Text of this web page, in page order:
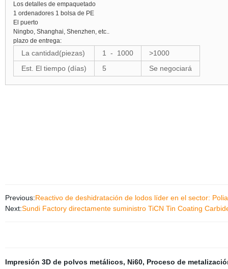
Los detalles de empaquetado
1 ordenadores 1 bolsa de PE
El puerto
Ningbo, Shanghai, Shenzhen, etc..
plazo de entrega:
La cantidad(piezas) 1 - 1000
>1000
Est. El tiempo (días)
5 Se negociará
Previous:Reactivo de deshidratación de lodos líder en el sector:
Next:Sundi Factory directamente suministro TiCN Tin Coating
Impresión 3D de polvos metálicos, Ni60, Proceso de